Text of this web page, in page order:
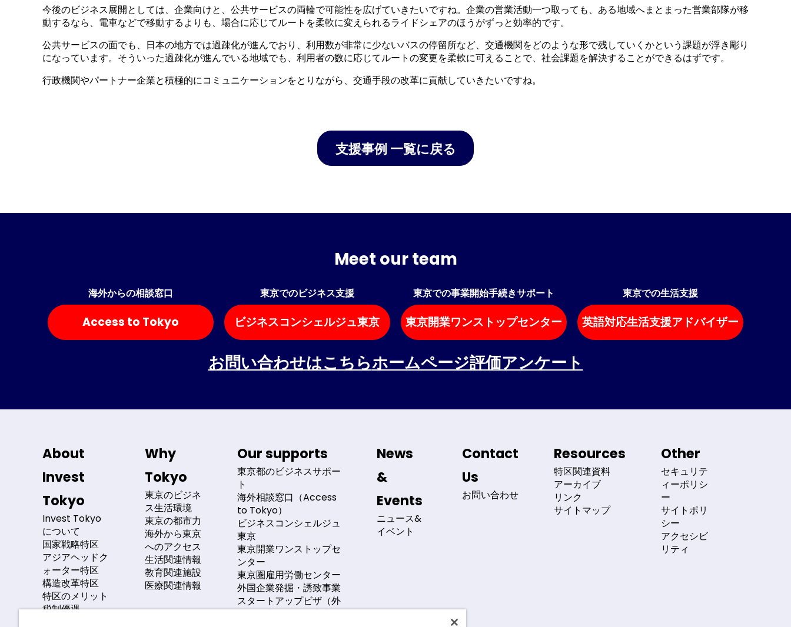
今後のビジネス展開としては、企業向けと、公共サービスの両輪で可能性を広げていきたいですね。企業の営業活動一つ取っても、ある地域へまとまった営業部隊が移
動するなら、電車などで移動するよりも、場合に応じてルートを柔軟に変えられるライドシェアのほうがずっと効率的です。
公共サービスの面でも、日本の地方では過疎化が進んでおり、利用数が非常に少ないバスの停留所など、交通機関をどのような形で残していくかという課題が浮き彫り
になっています。そういった過疎化が進んでいる地域でも、利用者の数に応じてルートの変更を柔軟に可えることで、社会課題を解決することができるはずです。
行政機関やパートナー企業と積極的にコミュニケーションをとりながら、交通手段の改革に貢献していきたいですね。
支援事例 一覧に戻る
Meet our team
海外からの相談窓口
Access to Tokyo
東京でのビジネス支援
ビジネスコンシェルジュ東京
東京での事業開始手続きサポート
東京開業ワンストップセンター
東京での生活支援
英語対応生活支援アドバイザー
お問い合わせはこちらホームページ評価アンケート
About
Invest
Tokyo
Invest Tokyo
について
国家戦略特区
アジアヘッドク
ォーター特区
構造改革特区
特区のメリット
税制優遇
Why
Tokyo
東京のビジネ
ス生活環境
東京の都市力
海外から東京
へのアクセス
生活関連情報
教育関連施設
医療関連情報
Our supports
東京都のビジネスサポー
ト
海外相談窓口（Access
to Tokyo）
ビジネスコンシェルジュ
東京
東京開業ワンストップセ
ンター
東京圏雇用労働センター
外国企業発掘・誘致事業
スタートアップビザ（外
国人起業活動促進事業）
News
&
Events
ニュース&
イベント
Contact
Us
お問い合わせ
Resources
特区関連資料
アーカイブ
リンク
サイトマップ
Other
セキュリテ
ィーポリシ
ー
サイトポリ
シー
アクセシビ
リティ